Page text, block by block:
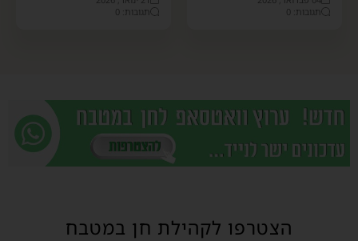
תגובות: 0
תגובות: 0
הצטרפו לקהילת חן במטבח